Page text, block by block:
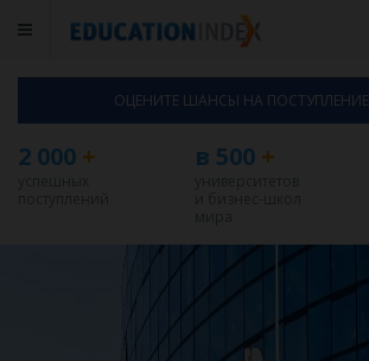
ОЦЕНИТЕ ШАНСЫ НА ПОСТУПЛЕНИЕ
2 000 + в 500 +